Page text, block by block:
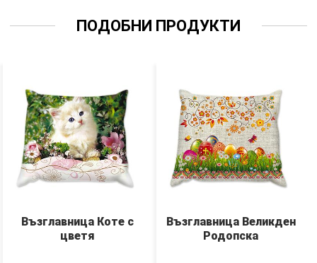
ПОДОБНИ ПРОДУКТИ
Възглавница Коте с
цветя
Възглавница Великден
Родопска